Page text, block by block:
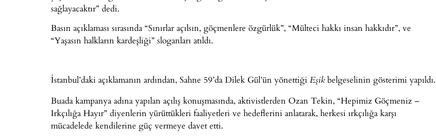
sağlayacaktır” dedi.
Basın açıklaması sırasında “Sınırlar açılsın, göçmenlere özgürlük”, “Mülteci hakkı insan hakkıdır”, ve
“Yaşasın halkların kardeşliği” sloganları atıldı.
İstanbul’daki açıklamanın ardından, Sahne 59’da Dilek Gül’ün yönettiği Eşikbelgeselinin gösterimi yapıldı.
Buada kampanya adına yapılan açılış konuşmasında, aktivistlerden Ozan Tekin, “Hepimiz Göçmeniz –
Irkçılığa Hayır” diyenlerin yürüttükleri faaliyetleri ve hedeflerini anlatarak, herkesi ırkçılığa karşı
mücadelede kendilerine güç vermeye davet etti.